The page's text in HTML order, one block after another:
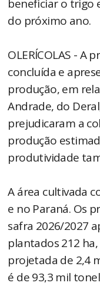
beneficiar o trigo
do próximo ano.
OLERÍCOLAS - A
concluída e
produção, em
Andrade, do
prejudicaram a
produção
produtividade
A área cultivada
e no Paraná. Os
safra 2026/2027
plantados 212
projetada de 2,4
é de 93,3 mil